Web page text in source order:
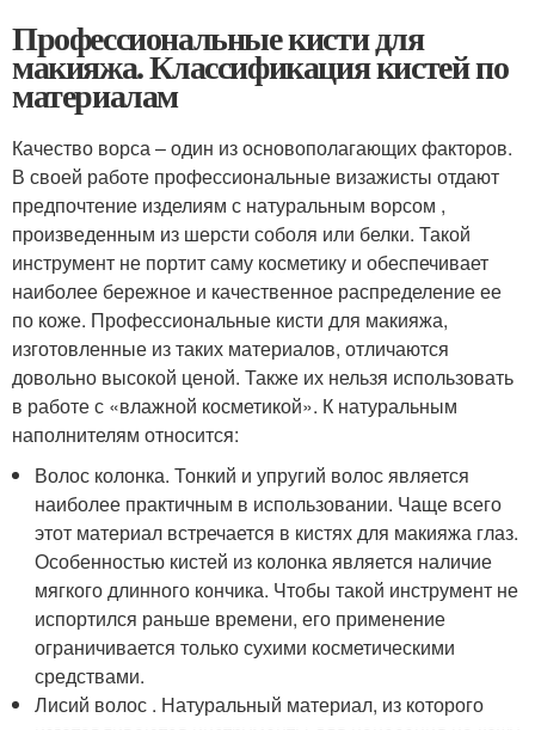
Профессиональные кисти для
макияжа. Классификация кистей по
материалам
Качество ворса – один из основополагающих факторов.
В своей работе профессиональные визажисты отдают
предпочтение изделиям с натуральным ворсом ,
произведенным из шерсти соболя или белки. Такой
инструмент не портит саму косметику и обеспечивает
наиболее бережное и качественное распределение ее
по коже. Профессиональные кисти для макияжа,
изготовленные из таких материалов, отличаются
довольно высокой ценой. Также их нельзя использовать
в работе с «влажной косметикой». К натуральным
наполнителям относится:
Волос колонка. Тонкий и упругий волос является
наиболее практичным в использовании. Чаще всего
этот материал встречается в кистях для макияжа глаз.
Особенностью кистей из колонка является наличие
мягкого длинного кончика. Чтобы такой инструмент не
испортился раньше времени, его применение
ограничивается только сухими косметическими
средствами.
Лисий волос . Натуральный материал, из которого